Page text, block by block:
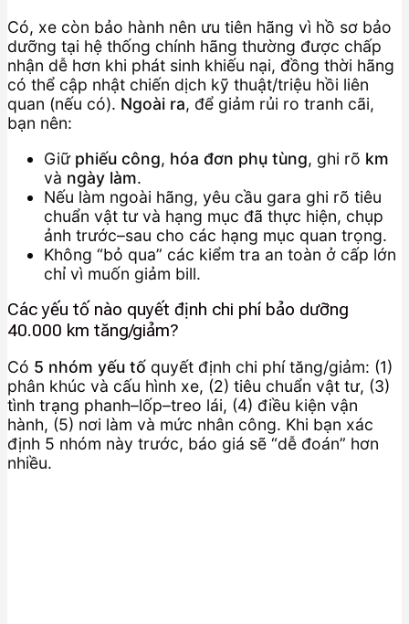
Có, xe còn bảo hành nên ưu tiên hãng vì hồ sơ bảo
dưỡng tại hệ thống chính hãng thường được chấp
nhận dễ hơn khi phát sinh khiếu nại, đồng thời hãng
có thể cập nhật chiến dịch kỹ thuật/triệu hồi liên
quan (nếu có). Ngoài ra, để giảm rủi ro tranh cãi,
bạn nên:
Giữ phiếu công, hóa đơn phụ tùng, ghi rõ km
và ngày làm.
Nếu làm ngoài hãng, yêu cầu gara ghi rõ tiêu
chuẩn vật tư và hạng mục đã thực hiện, chụp
ảnh trước–sau cho các hạng mục quan trọng.
Không “bỏ qua” các kiểm tra an toàn ở cấp lớn
chỉ vì muốn giảm bill.
Các yếu tố nào quyết định chi phí bảo dưỡng
40.000 km tăng/giảm?
Có 5 nhóm yếu tố quyết định chi phí tăng/giảm: (1)
phân khúc và cấu hình xe, (2) tiêu chuẩn vật tư, (3)
tình trạng phanh–lốp–treo lái, (4) điều kiện vận
hành, (5) nơi làm và mức nhân công. Khi bạn xác
định 5 nhóm này trước, báo giá sẽ “dễ đoán” hơn
nhiều.